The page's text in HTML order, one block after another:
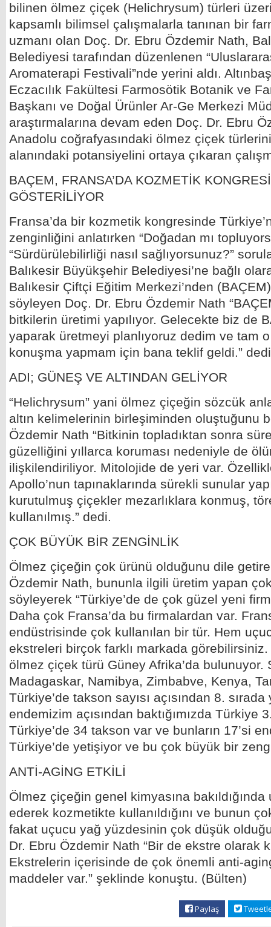
bilinen ölmez çiçek (Helichrysum) türleri
kapsamlı bilimsel çalışmalarla tanınan bir
uzmanı olan Doç. Dr. Ebru Özdemir Nath,
Belediyesi tarafından düzenlenen
Aromaterapi Festivali”nde yerini aldı.
Eczacılık Fakültesi Farmosötik Botanik ve
Başkanı ve Doğal Ürünler Ar-Ge Merkezi
araştırmalarına devam eden Doç. Dr. Ebru
Anadolu coğrafyasındaki ölmez çiçek
alanındaki potansiyelini ortaya çıkaran
BAÇEM, FRANSA’DA KOZMETİK
GÖSTERİLİYOR
Fransa’da bir kozmetik kongresinde
zenginliğini anlatırken “Doğadan mı
“Sürdürülebilirliği nasıl sağlıyorsunuz?”
Balıkesir Büyükşehir Belediyesi’ne bağlı
Balıkesir Çiftçi Eğitim Merkezi’nden
söyleyen Doç. Dr. Ebru Özdemir Nath
bitkilerin üretimi yapılıyor. Gelecekte biz de
yaparak üretmeyi planlıyoruz dedim ve tam
konuşma yapmam için bana teklif geldi.”
ADI; GÜNEŞ VE ALTINDAN GELİYOR
“Helichrysum” yani ölmez çiçeğin sözcük
altın kelimelerinin birleşiminden oluştuğunu
Özdemir Nath “Bitkinin topladıktan sonra
güzelliğini yıllarca koruması nedeniyle de
ilişkilendiriliyor. Mitolojide de yeri var.
Apollo’nun tapınaklarında sürekli sunular
kurutulmuş çiçekler mezarlıklara konmuş,
kullanılmış.” dedi.
ÇOK BÜYÜK BİR ZENGİNLİK
Ölmez çiçeğin çok ürünü olduğunu dile
Özdemir Nath, bununla ilgili üretim yapan
söyleyerek “Türkiye’de de çok güzel yeni
Daha çok Fransa’da bu firmalardan var.
endüstrisinde çok kullanılan bir tür. Hem
ekstreleri birçok farklı markada
ölmez çiçek türü Güney Afrika’da bulunuyor.
Madagaskar, Namibya, Zimbabve, Kenya,
Türkiye’de takson sayısı açısından 8.
endemizim açısından baktığımızda Türkiye
Türkiye’de 34 takson var ve bunların 17’si
Türkiye’de yetişiyor ve bu çok büyük bir
ANTİ-AGİNG ETKİLİ
Ölmez çiçeğin genel kimyasına bakıldığında
ederek kozmetikte kullanıldığını ve bunun
fakat uçucu yağ yüzdesinin çok düşük
Dr. Ebru Özdemir Nath “Bir de ekstre olarak
Ekstrelerin içerisinde de çok önemli anti-
maddeler var.” şeklinde konuştu. (Bülten)
Paylaş